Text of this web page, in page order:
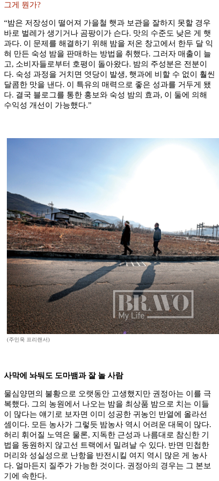
그게 뭔가?
“밤은 저장성이 떨어져 가을철 햇과 보관을 잘하지 못할 경우
바로 벌레가 생기거나 곰팡이가 슨다. 맛의 수준도 낮은 게 햇
과다. 이 문제를 해결하기 위해 밤을 저온 창고에서 한두 달 익
혀 만든 숙성 밤을 판매하는 방법을 취했다. 그러자 매출이 늘
고, 소비자들로부터 호평이 돌아왔다. 밤의 주성분은 전분이
다. 숙성 과정을 거치면 엿당이 발생, 햇과에 비할 수 없이 훨씬
달콤한 맛을 낸다. 이 특유의 매력으로 좋은 성과를 거두게 됐
다. 결국 블로그를 통한 홍보와 숙성 밤의 효과, 이 둘에 의해
수익성 개선이 가능했다.”
(주민욱 프리랜서)
사막에 놔둬도 도마뱀과 잘 놀 사람
물심양면의 불황으로 오랫동안 고생했지만 권정아는 이를 극
복했다. 그의 농원에서 나오는 밤을 최상품 밤으로 치는 이들
이 많다는 얘기로 보자면 이미 성공한 귀농인 반열에 올라선
셈이다. 모든 농사가 그렇듯 밤농사 역시 어려운 대목이 많다.
허리 휘어질 노역은 물론, 지독한 근성과 나름대로 참신한 기
법을 동원하지 않고선 트랙에서 밀려날 수 있다. 반면 민첩한
머리와 성실성으로 난항을 반전시킬 여지 역시 많은 게 농사
다. 얼마든지 질주가 가능한 것이다. 권정아의 경우는 그 본보
기에 속한다.